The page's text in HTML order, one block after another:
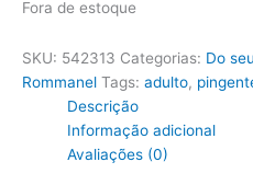
Fora de estoque
SKU: 542313 Categorias: Do
Rommanel Tags: adulto,
Descrição
Informação adicional
Avaliações (0)